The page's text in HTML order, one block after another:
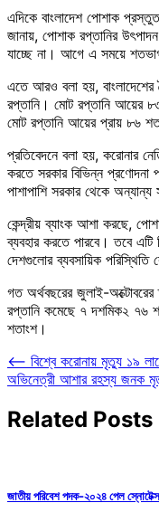
এদিকে বাংলাদেশ পোশাক
জানায়, পোশাক রপ্তানির
যাচ্ছে না। আগে এ সময়ে
এতে আরও বলা হয়,
রপ্তানি। মোট রপ্তানি আয়ের
মোট রপ্তানি আয়ের প্রায় ৮৬
প্রতিবেদনে বলা হয়, করোনার
করতে সরকার বিভিন্ন
পাশাপাশি সরকার থেকে
কেন্দ্রীয় ব্যাংক আশা করছে,
ব্যবহার করতে পারবে। তবে এটি
দেশগুলোর ব্যবসায়িক
গত অর্থবছরের জুলাই-
রপ্তানি কমেছে ৭ দশমিক২ ৭৬
শতাংশ।
Post
navigation
⟵ বিশ্বে করোনায় মৃত্যু ১৯
অভিনেত্রী আশার রহস্য জনক
Related Posts
জাতীয় পরিবেশ পদক-২০২৪ পেল স্নোটেক্স